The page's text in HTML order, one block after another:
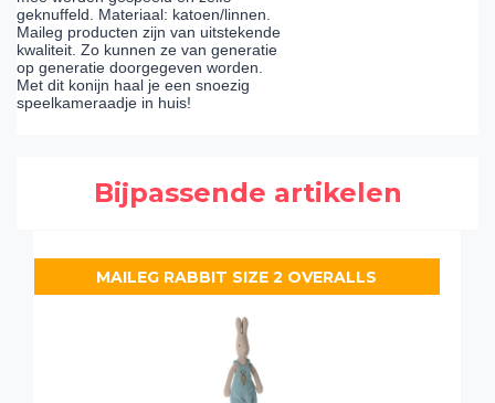
geknuffeld. Materiaal: katoen/linnen.
Maileg producten zijn van uitstekende
kwaliteit. Zo kunnen ze van generatie
op generatie doorgegeven worden.
Met dit konijn haal je een snoezig
speelkameraadje in huis!
Bijpassende artikelen
MAILEG RABBIT SIZE 2 OVERALLS